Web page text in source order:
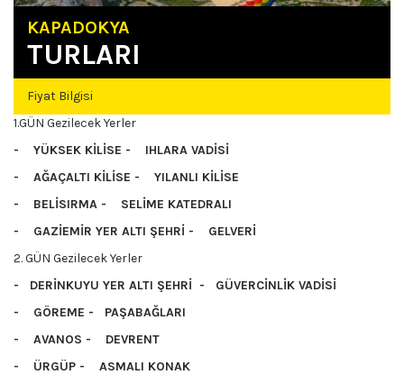
KAPADOKYA
TURLARI
Fiyat Bilgisi
1.GÜN Gezilecek Yerler
- YÜKSEK KİLİSE - IHLARA VADİSİ
- AĞAÇALTI KİLİSE - YILANLI KİLİSE
- BELİSIRMA - SELİME KATEDRALI
- GAZİEMİR YER ALTI ŞEHRİ - GELVERİ
2. GÜN Gezilecek Yerler
- DERİNKUYU YER ALTI ŞEHRİ - GÜVERCİNLİK VADİSİ
- GÖREME - PAŞABAĞLARI
- AVANOS - DEVRENT
- ÜRGÜP - ASMALI KONAK